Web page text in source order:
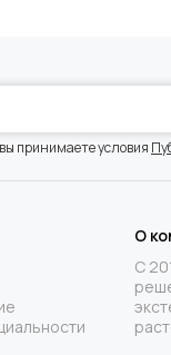
принимаете условия
О
С